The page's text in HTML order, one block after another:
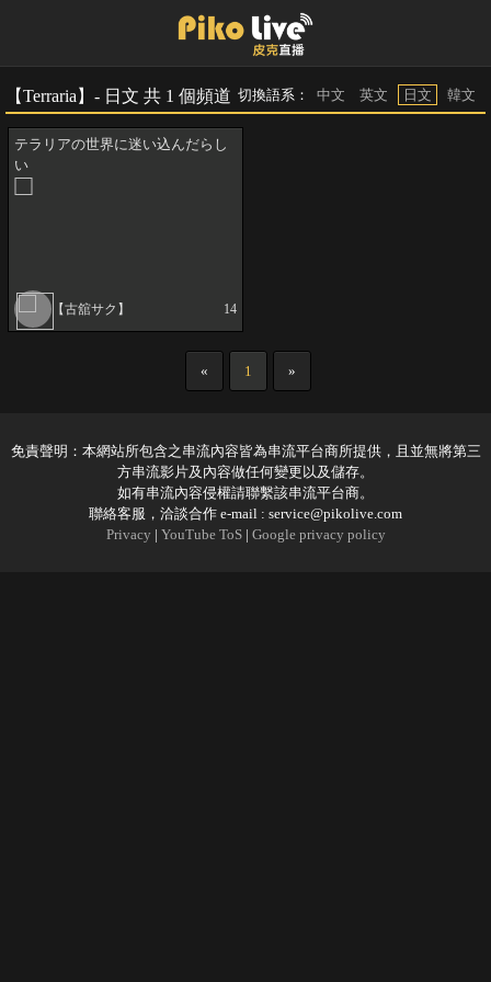
【Terraria】- 日文 共 1 個頻道 切換語系： 中文 英文 日文 韓文
テラリアの世界に迷い込んだらし
い
【古舘サク】 14
« 1 »
免責聲明：本網站所包含之串流內容皆為串流平台商所提供，且並無將第三
方串流影片及內容做任何變更以及儲存。
如有串流內容侵權請聯繫該串流平台商。
聯絡客服，洽談合作 e-mail : service@pikolive.com
Privacy | YouTube ToS| Google privacy policy